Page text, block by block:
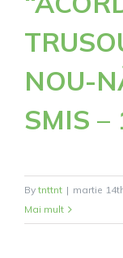
NOU-
SMIS –
By tnttnt | martie
Mai mult